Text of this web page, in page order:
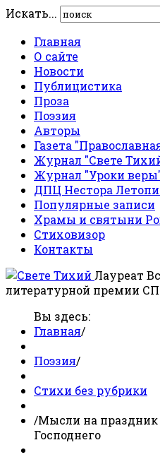
Искать...
Главная
О сайте
Новости
Публицистика
Проза
Поэзия
Авторы
Газета
Журнал "Свете
Журнал "Уроки
ДПЦ Нестора
Популярные записи
Храмы и святыни
Стиховизор
Контакты
Лауреат
литературной премии
Вы здесь:
Главная/
Поэзия/
Стихи без рубрики
/Мысли на праздник
Господнего